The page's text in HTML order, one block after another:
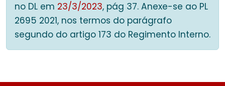
no DL em 23/3/2023, pág 37. Anexe-se ao PL
2695 2021, nos termos do parágrafo
segundo do artigo 173 do Regimento Interno.